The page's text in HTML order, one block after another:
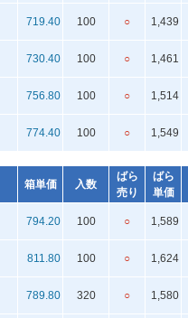
719.40 100 ○ 1,439
730.40 100 ○ 1,461
756.80 100 ○ 1,514
774.40 100 ○ 1,549
箱単価 入数
ばら
売り
ばら
単価
794.20 100 ○ 1,589
811.80 100 ○ 1,624
789.80 320 ○ 1,580